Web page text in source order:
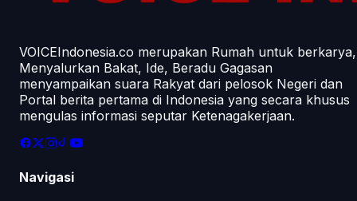
VOICEIndonesia.co merupakan Rumah untuk berkarya,
Menyalurkan Bakat, Ide, Beradu Gagasan
menyampaikan suara Rakyat dari pelosok Negeri dan
Portal berita pertama di Indonesia yang secara khusus
mengulas informasi seputar Ketenagakerjaan.
Navigasi